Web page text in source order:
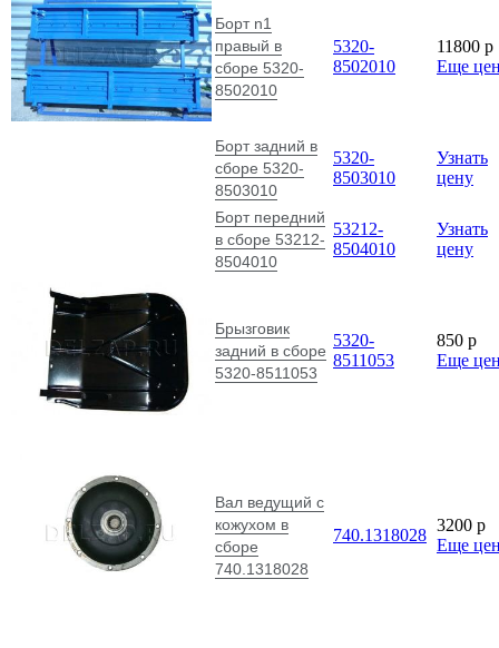
Борт n1
правый в
сборе 5320-
8502010
5320-
8502010
11800 p
Еще
Борт задний в
сборе 5320-
8503010
5320-
8503010
Узнать
цену
Борт передний
в сборе 53212-
8504010
53212-
8504010
Узнать
цену
Брызговик
задний в сборе
5320-8511053
5320-
8511053
850 p
Еще
Вал ведущий с
кожухом в
сборе
740.1318028
740.1318028
3200 p
Еще